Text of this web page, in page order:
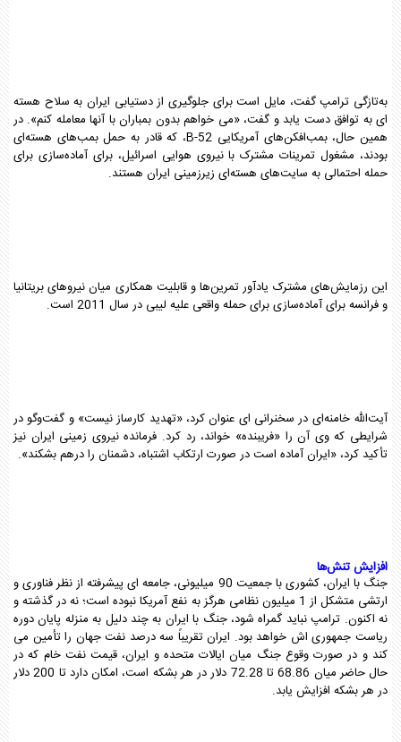
به‌تازگی ترامپ گفت، مایل است برای جلوگیری از دستیابی ایران به سلاح هسته
ای به توافق دست یابد و گفت، «می خواهم بدون بمباران با آنها معامله کنم». در
همین حال، بمب‌افکن‌های آمریکایی B-52، که قادر به حمل بمب‌های هسته‌ای
بودند، مشغول تمرینات مشترک با نیروی هوایی اسرائیل، برای آماده‌سازی برای
حمله احتمالی به سایت‌های هسته‌ای زیرزمینی ایران هستند.
این رزمایش‌های مشترک یادآور تمرین‌ها و قابلیت همکاری میان نیروهای بریتانیا
و فرانسه برای آماده‌سازی برای حمله واقعی علیه لیبی در سال 2011 است.
آیت‌الله خامنه‌ای در سخنرانی ای عنوان کرد، «تهدید کارساز نیست» و گفت‌وگو در
شرایطی که وی آن را «فریبنده» خواند، رد کرد. فرمانده نیروی زمینی ایران نیز
تأکید کرد، «ایران آماده است در صورت ارتکاب اشتباه، دشمنان را درهم بشکند».
افزایش تنش‌ها
جنگ با ایران، کشوری با جمعیت 90 میلیونی، جامعه ای پیشرفته از نظر فناوری و
ارتشی متشکل از 1 میلیون نظامی هرگز به نفع آمریکا نبوده است؛ نه در گذشته و
نه اکنون. ترامپ نباید گمراه شود، جنگ با ایران به چند دلیل به منزله پایان دوره
ریاست جمهوری اش خواهد بود. ایران تقریباً سه درصد نفت جهان را تأمین می
کند و در صورت وقوع جنگ میان ایالات متحده و ایران، قیمت نفت خام که در
حال حاضر میان 68.86 تا 72.28 دلار در هر بشکه است، امکان دارد تا 200 دلار
در هر بشکه افزایش یابد.